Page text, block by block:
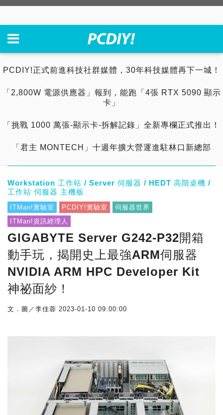
PCDIY!正式前進科技社群媒體，30年科技媒體再下一城！
「2,800W 電源供應器」報到，能跑「4張 RTX 5090 顯示
卡」
「挑戰 1000 萬張-顯示卡-拆解記錄」全新專欄正式推出！
「君主 MONTECH」十週年擴大營運進駐林口新總部
Workstation 工作站 / Server 伺服器 / HEDT 高階桌機 /
工作站 伺服器 主機板
ITMan!實驗室 PCDIY!實驗室
伺服器世界
ITMan!資訊經理人
GIGABYTE Server G242-P32開箱
動手玩，揭開史上最強ARM伺服器
NVIDIA ARM HPC Developer Kit
神祕面紗！
文．圖／李佳蓉 2023-01-10 09:00:00